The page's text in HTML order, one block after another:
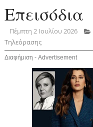
Επεισόδια
Πέμπτη 2 Ιουλίου 2026
Τηλεόρασης
Διαφήμιση - Advertisement